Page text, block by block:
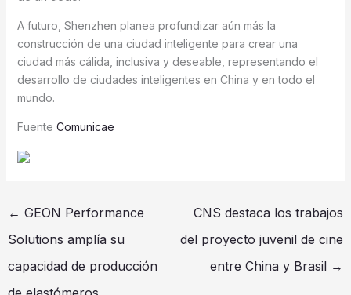
A futuro, Shenzhen planea profundizar aún más la
construcción de una ciudad inteligente para crear una
ciudad más cálida, inclusiva y deseable, representando el
desarrollo de ciudades inteligentes en China y en todo el
mundo.
Fuente Comunicae
← GEON Performance
Solutions amplía su
capacidad de producción
CNS destaca los trabajos
del proyecto juvenil de cine
entre China y Brasil →